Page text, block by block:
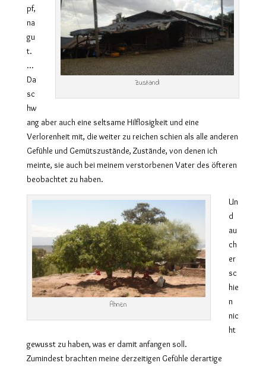
Zustand
pf,
na
gu
t.
…
Da
sc
hw
ang aber auch eine seltsame Hilflosigkeit und eine
Verlorenheit mit, die weiter zu reichen schien als alle anderen
Gefühle und Gemütszustände, Zustände, von denen ich
meinte, sie auch bei meinem verstorbenen Vater des öfteren
beobachtet zu haben.
Ahnen
Un
d
au
ch
er
sc
hie
n
nic
ht
gewusst zu haben, was er damit anfangen soll.
Zumindest brachten meine derzeitigen Gefühle derartige